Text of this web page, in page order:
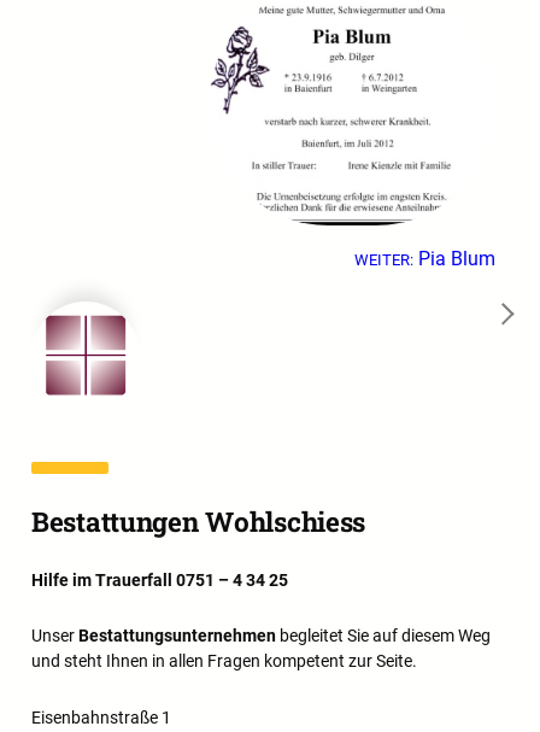
WEITER: Pia Blum
→
Bestattungen Wohlschiess
Hilfe im Trauerfall 0751 – 4 34 25
UnserBestattungsunternehmenbegleitet Sie auf diesem Weg
und steht Ihnen in allen Fragen kompetent zur Seite.
Eisenbahnstraße 1